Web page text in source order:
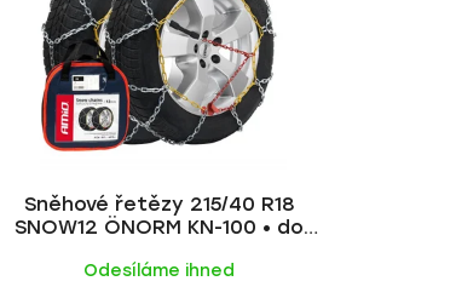
Sněhové řetězy 215/40 R18
SNOW12 ÖNORM KN-100 • do
Odesíláme ihned